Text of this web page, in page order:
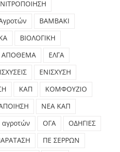
ΒΑΜΒΑΚΙ
ΒΙΟΛΟΓΙΚΗ
ΑΠΟΘΕΜΑ
ΕΛΓΑ
ΕΝΙΣΧΥΣΗ
ΚΑΠ
ΚΟΜΦΟΥΖΙΟ
ΝΕΑ ΚΑΠ
ΟΓΑ
ΟΔΗΓΙΕΣ
ΠΕ ΣΕΡΡΩΝ